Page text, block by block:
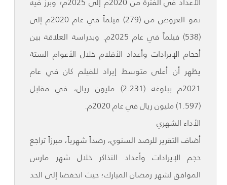
نمو العروض من (279) فيلماً في عام 2020م إلى
(538) فيلماً في عام 2025م. وبدراسة العلاقة بين
أحجام الإيرادات وأعداد الأفلام خلال الأعوام الستة
يظهر أن أعلى متوسط إيراد للفيلم كان في عام
2021م ببلوغه (2.231) مليون ريال، في مقابل
الأداء الشهري
أضاف التقرير للرصد السنوي، رصداً شهرياً، مبرزاً تراجع
حجم الإيرادات وأعداد التذاكر خلال شهر مارس
الموافق لشهر رمضان المبارك؛ حيث انخفضا إلى الحد